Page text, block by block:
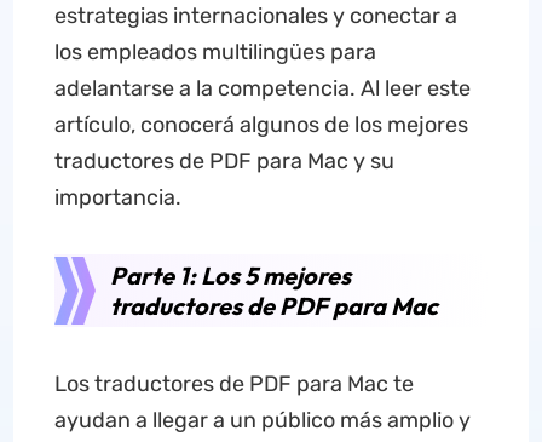
estrategias internacionales y conectar a
los empleados multilingües para
adelantarse a la competencia. Al leer este
artículo, conocerá algunos de los mejores
traductores de PDF para Mac y su
importancia.
Parte 1: Los 5 mejores
traductores de PDF para Mac
Los traductores de PDF para Mac te
ayudan a llegar a un público más amplio y